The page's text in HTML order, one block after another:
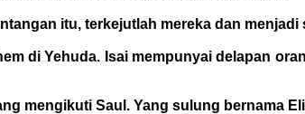
itu, terkejutlah mereka dan menjadi
di Yehuda. Isai mempunyai delapan
mengikuti Saul. Yang sulung bernama